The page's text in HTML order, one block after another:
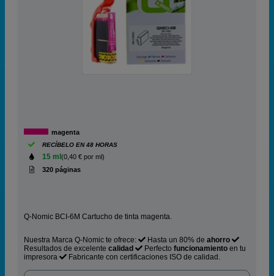
magenta
RECÍBELO EN 48 HORAS
15 ml (0,40 € por ml)
320 páginas
Q-Nomic BCI-6M Cartucho de tinta magenta.
Nuestra Marca Q-Nomic te ofrece: Hasta un 80% de ahorro
Resultados de excelente calidad Perfecto funcionamiento en tu
impresora
Fabricante con certificaciones ISO de calidad.